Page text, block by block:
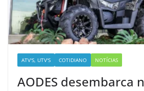
ATV'S, UTV'S COTIDIANO NOTÍCIAS
AODES desembarca